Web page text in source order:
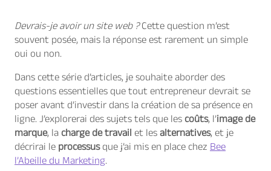
k
p
p
I
n
Devrais-je avoir un site web ?Cette question m’est
souvent posée, mais la réponse est rarement un simple
oui ou non.
Dans cette série d’articles, je souhaite aborder des
questions essentielles que tout entrepreneur devrait se
poser avant d’investir dans la création de sa présence en
ligne. J’explorerai des sujets tels que lescoûts, l’image de
marque, lacharge de travail et lesalternatives, et je
décrirai leprocessusque j’ai mis en place chezBee
l’Abeille du Marketing.